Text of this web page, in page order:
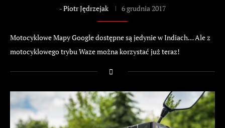
-Piotr Jędrzejak 6 grudnia 2017
Motocyklowe Mapy Google dostępne są jedynie w Indiach… Ale z
motocyklowego trybu Waze można korzystać już teraz!